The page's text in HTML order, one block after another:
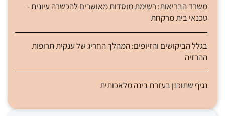
משרד הבריאות: רשימת מוסדות מאושרים להכשרה עיונית -
טכנאי בית מרקחת
בגלל הביקושים והזיופים: המהלך החריג של ענקית תרופות
ההרזיה
נגיף שתוכנן בעזרת בינה מלאכותית